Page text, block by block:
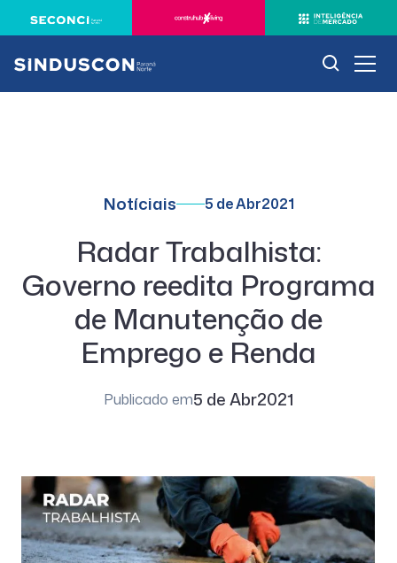
Notíciais 5 de Abr2021
Radar Trabalhista:
Governo reedita Programa
de Manutenção de
Emprego e Renda
Publicado em5 de Abr2021